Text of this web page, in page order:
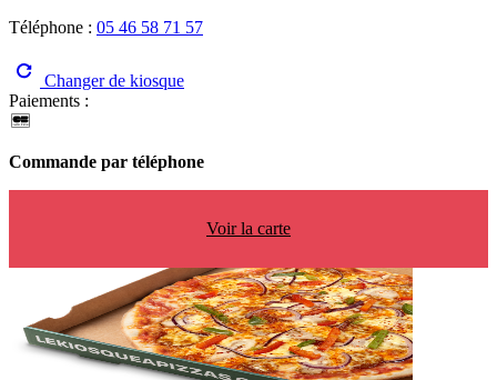
Téléphone : 05 46 58 71 57
Changer de kiosque
Paiements :
Commande par téléphone
Voir la carte